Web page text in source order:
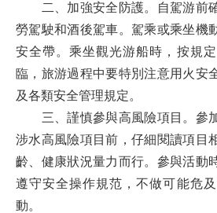
二、加強安全防護。
自駕游前
勞駕駛和酒後駕車。駕乘或乘坐機
安全帶。乘坐觀光游船時，按規
臨，旅游過程中要特別注意用火安
及各類安全管理規定。
三、謹慎參與高風險項目。 參
涉水高風險項目前，仔細閱讀項目
齡、健康狀況量力而行。參與活動
遵守安全操作規范，不做可能危
動。